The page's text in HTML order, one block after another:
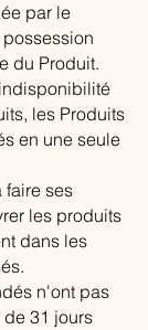
par le
du Produit.
les Produits
en une seule
faire ses
les produits
dans les
n'ont pas
31 jours